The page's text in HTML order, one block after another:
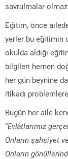
savrulmalar
Eğitim, önce
yerler bu eğitimin
okulda aldığı
bilgileri hemen
her gün beynine
itikadı
Bugün her aile
“Evlâtlarımız
Onların şahsiyet
Onların